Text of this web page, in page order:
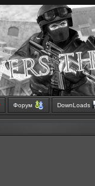
Форум DownLoads